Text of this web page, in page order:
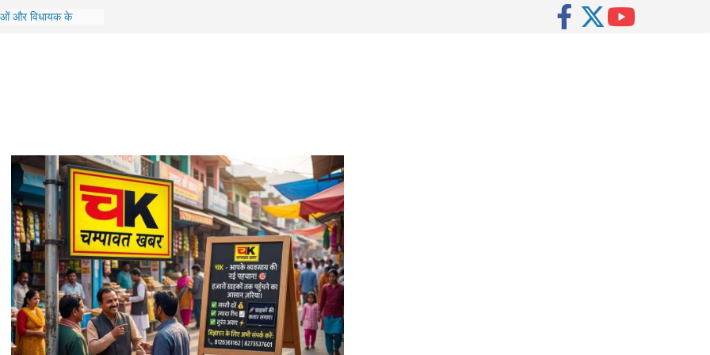
प्रशासनिक फेरबदल,
की बड़ी उपलब्धि,
‘पेद्दी’ के लिए गाया
अली अहमद से मिलने जा
₹7 करोड़ के ऋण
एमडी समेत 6 के